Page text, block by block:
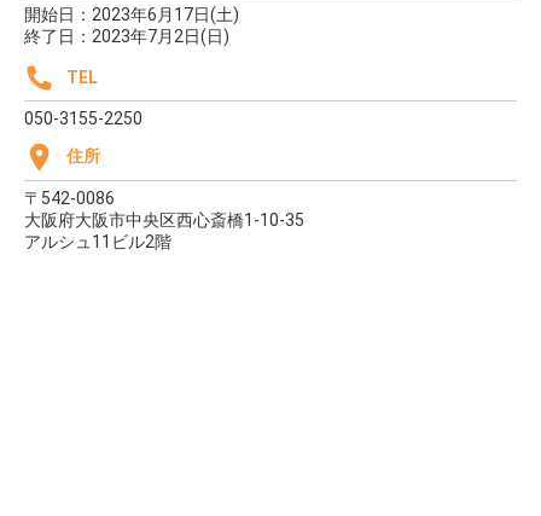
開始日：2023年6月17日(土)
終了日：2023年7月2日(日)
TEL
050-3155-2250
住所
〒542-0086
大阪府大阪市中央区西心斎橋1-10-35
アルシュ11ビル2階